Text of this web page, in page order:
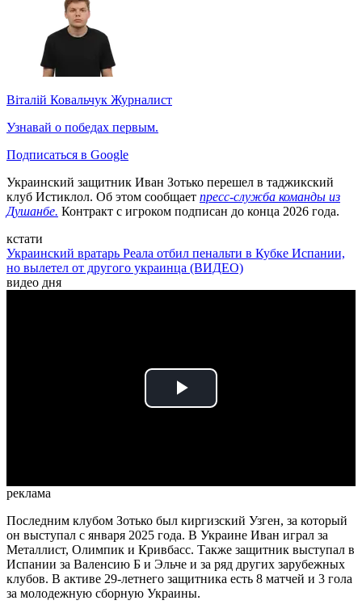
Віталій Ковальчук Журналист
Узнавай о победах первым.
Подписаться в Google
Украинский защитник Иван Зотько перешел в таджикский
клуб Истиклол. Об этом сообщает пресс-служба команды из
Душанбе. Контракт с игроком подписан до конца 2026 года.
кстати
Украинский вратарь Реала отбил пенальти в Кубке Испании,
но вылетел от другого украинца (ВИДЕО)
видео дня
Play
реклама
Последним клубом Зотько был киргизский Узген, за который
он выступал с января 2025 года. В Украине Иван играл за
Металлист, Олимпик и Кривбасс. Также защитник выступал в
Испании за Валенсию Б и Эльче и за ряд других зарубежных
клубов. В активе 29-летнего защитника есть 8 матчей и 3 гола
за молодежную сборную Украины.